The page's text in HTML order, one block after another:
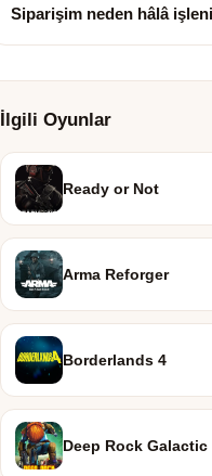
Siparişim neden hâlâ
İlgili Oyunlar
Ready or Not
Arma Reforger
Borderlands 4
Deep Rock Galactic